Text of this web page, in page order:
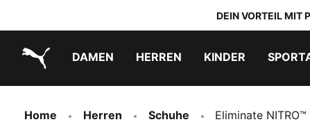
DEIN VORTEIL MIT
DAMEN HERREN KINDER
Home Herren Schuhe Eliminate